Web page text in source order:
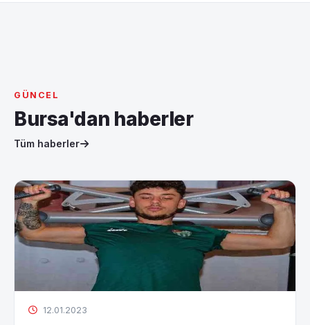
GÜNCEL
Bursa'dan haberler
Tüm haberler
12.01.2023